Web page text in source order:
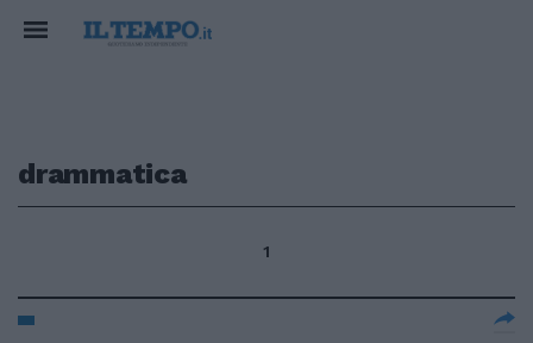
drammatica
1